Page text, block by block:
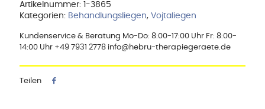
Artikelnummer: 1-3865
Kategorien: Behandlungsliegen, Vojtaliegen
Kundenservice & Beratung Mo-Do: 8:00-17:00 Uhr Fr: 8:00-
14:00 Uhr +49 7931 2778 info@hebru-therapiegeraete.de
Teilen